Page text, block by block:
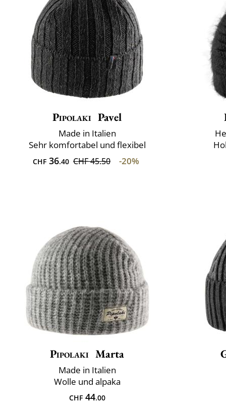
Pipolaki Pavel
Made in Italien
Sehr komfortabel und flexibel
CHF 36.40 CHF 45.50 -20%
Pipolaki Marta
Made in Italien
Wolle und alpaka
CHF44.00